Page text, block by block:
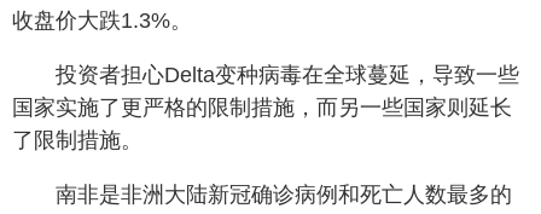
收盘价大跌1.3%。
投资者担心Delta变种病毒在全球蔓延，导致一些
国家实施了更严格的限制措施，而另一些国家则延长
了限制措施。
南非是非洲大陆新冠确诊病例和死亡人数最多的